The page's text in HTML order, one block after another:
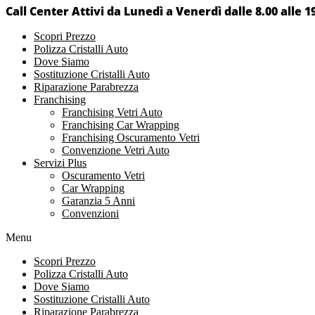
Call Center Attivi da Lunedì a Venerdì dalle 8.00 alle
Scopri Prezzo
Polizza Cristalli Auto
Dove Siamo
Sostituzione Cristalli Auto
Riparazione Parabrezza
Franchising
Franchising Vetri Auto
Franchising Car Wrapping
Franchising Oscuramento Vetri
Convenzione Vetri Auto
Servizi Plus
Oscuramento Vetri
Car Wrapping
Garanzia 5 Anni
Convenzioni
Menu
Scopri Prezzo
Polizza Cristalli Auto
Dove Siamo
Sostituzione Cristalli Auto
Riparazione Parabrezza